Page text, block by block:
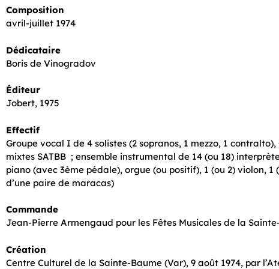
Composition
avril-juillet 1974
Dédicataire
Boris de Vinogradov
Éditeur
Jobert, 1975
Effectif
Groupe vocal I de 4 solistes (2 sopranos, 1 mezzo, 1
mixtes SATBB ; ensemble instrumental de 14 (ou 18)
piano (avec 3ème pédale), orgue (ou positif), 1 (ou 2) violon, 1
d’une paire de maracas)
Commande
Jean-Pierre Armengaud pour les Fêtes Musicales de la
Création
Centre Culturel de la Sainte-Baume (Var), 9 août 1974, par